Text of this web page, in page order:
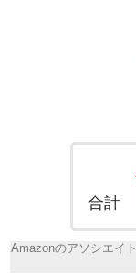
合計
Amazonのアソシエイ